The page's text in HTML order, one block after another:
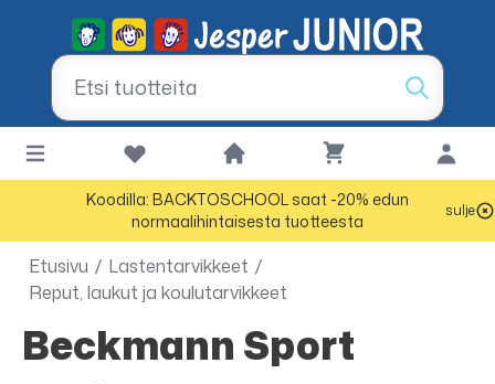
Koodilla: BACKTOSCHOOL saat -20% edun
normaalihintaisesta tuotteesta
sulje
Etusivu / Lastentarvikkeet /
Reput, laukut ja koulutarvikkeet
Beckmann Sport